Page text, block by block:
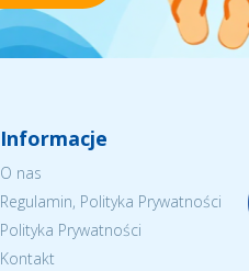
Informacje
O nas
Regulamin, Polityka Prywatności
Polityka Prywatności
Kontakt